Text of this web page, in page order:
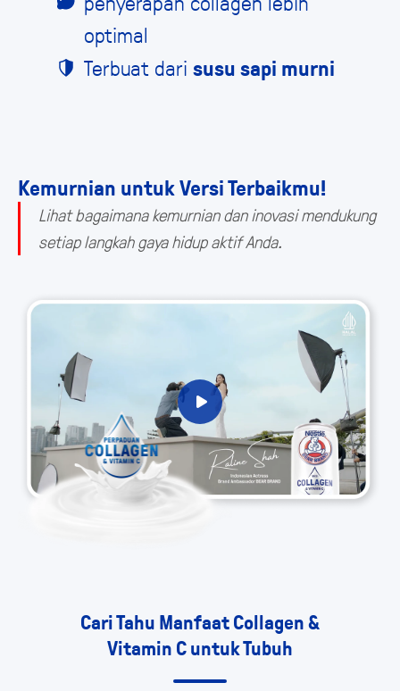
optimal
Terbuat dari susu sapi murni
Kemurnian untuk Versi Terbaikmu!
Lihat bagaimana kemurnian dan inovasi mendukung
setiap langkah gaya hidup aktif Anda.
Cari Tahu Manfaat Collagen &
Vitamin C untuk Tubuh